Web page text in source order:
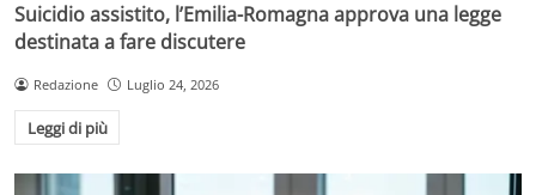
Suicidio assistito, l’Emilia-Romagna approva una legge
destinata a fare discutere
Redazione Luglio 24, 2026
Leggi di più